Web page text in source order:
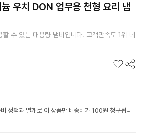
우치 DON 업무용 천형 요리 냄
수 있는 대용량 냄비입니다. 고객만족도 1위 베
정책과 별개로 이 상품만 배송비가 100원 청구됩니